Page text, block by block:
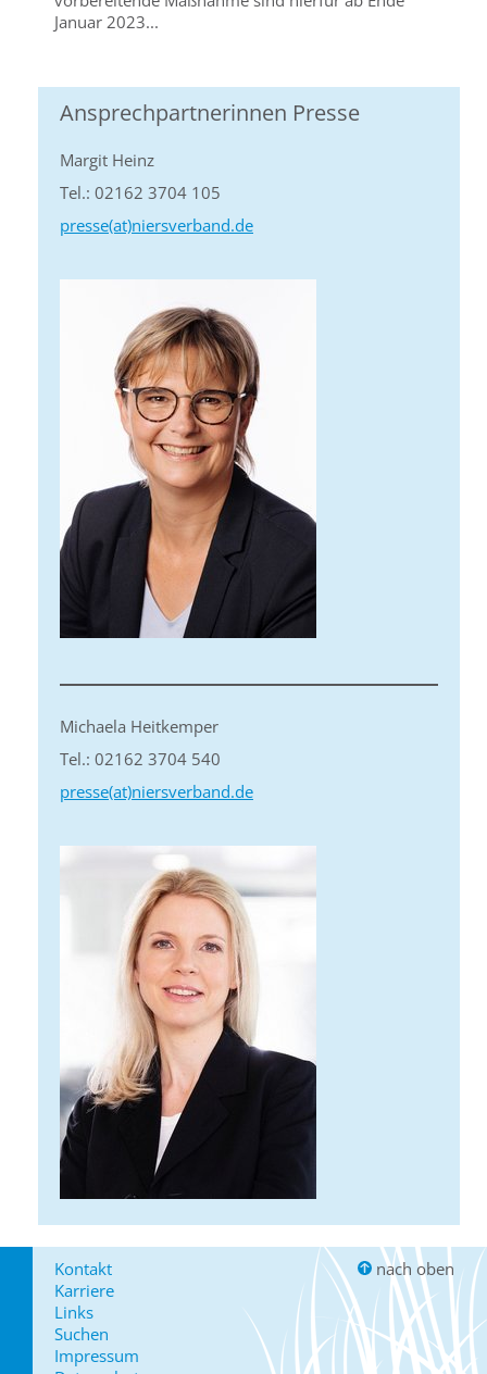
Januar 2023...
Ansprechpartnerinnen Presse
Margit Heinz
Tel.: 02162 3704 105
presse(at)niersverband.de
Michaela Heitkemper
Tel.: 02162 3704 540
presse(at)niersverband.de
Kontakt
Karriere
Links
Suchen
Impressum
nach oben